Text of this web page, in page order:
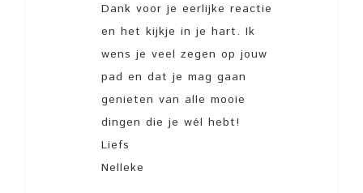
Dank voor je eerlijke reactie
en het kijkje in je hart. Ik
wens je veel zegen op jouw
pad en dat je mag gaan
genieten van alle mooie
dingen die je wél hebt!
Liefs
Nelleke